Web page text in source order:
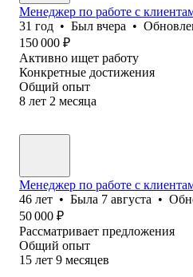
Менеджер по работе с
31 год • Был вчера •
150 000 ₽
Активно ищет работу
Конкретные достижения
Общий опыт
8 лет 2 месяца
Менеджер по работе с
46 лет • Была 7 августа •
50 000 ₽
Рассматривает предложения
Общий опыт
15 лет 9 месяцев